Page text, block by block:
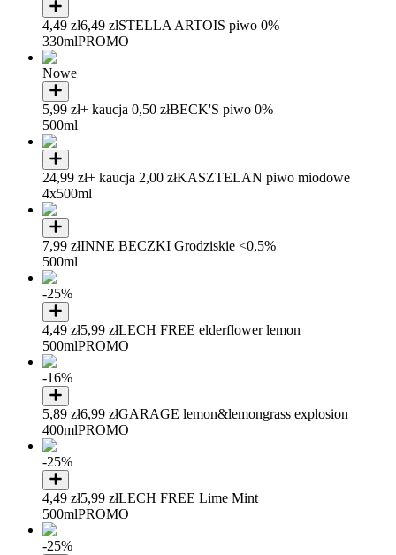
4,49 zł6,49 złSTELLA ARTOIS piwo 0%
330mlPROMO
Nowe
5,99 zł+ kaucja 0,50 złBECK'S piwo 0%
500ml
24,99 zł+ kaucja 2,00 złKASZTELAN piwo miodowe
4x500ml
7,99 złINNE BECZKI Grodziskie <0,5%
500ml
-25%
4,49 zł5,99 złLECH FREE elderflower lemon
500mlPROMO
-16%
5,89 zł6,99 złGARAGE lemon&lemongrass explosion
400mlPROMO
-25%
4,49 zł5,99 złLECH FREE Lime Mint
500mlPROMO
-25%